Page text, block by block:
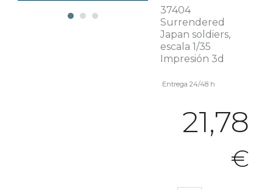
37404
Surrendered
Japan soldiers,
escala 1/35
Impresión 3d
Entrega 24/48 h
21,78
€